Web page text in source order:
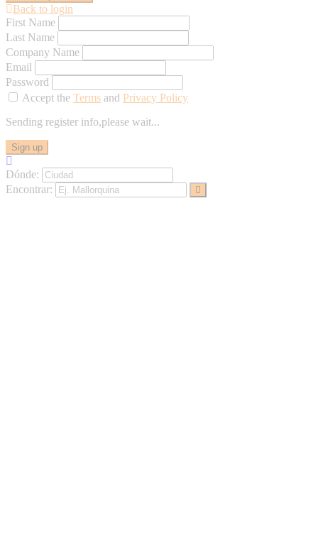
Back to login
First Name
Last Name
Company Name
Email
Password
Accept the Terms and Privacy Policy
Sending register info,please wait...
Sign up
Dónde:
Encontrar: